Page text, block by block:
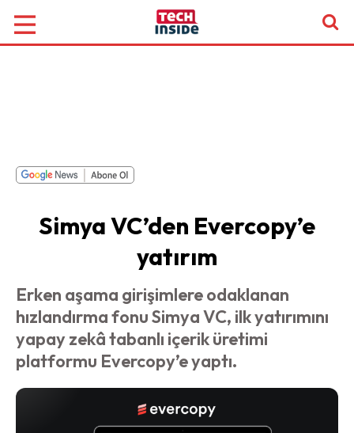
Simya VC’den Evercopy’e
yatırım
Erken aşama girişimlere odaklanan
hızlandırma fonu Simya VC, ilk yatırımını
yapay zekâ tabanlı içerik üretimi
platformu Evercopy’e yaptı.